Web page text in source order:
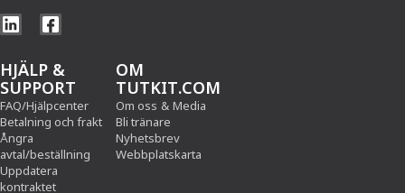
HJÄLP &
SUPPORT
FAQ/Hjälpcenter
Betalning och frakt
Ångra
avtal/beställning
Uppdatera
kontraktet
OM
TUTKIT.COM
Om oss & Media
Bli tränare
Nyhetsbrev
Webbplatskarta